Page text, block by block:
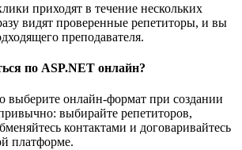
приходят в течение нескольких
видят проверенные репетиторы, и вы
преподавателя.
по ASP.NET онлайн?
выберите онлайн-формат при создании
выбирайте репетиторов,
контактами и договаривайтесь
платформе.